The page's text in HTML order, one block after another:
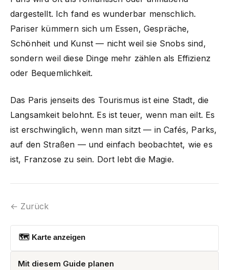
dargestellt. Ich fand es wunderbar menschlich.
Pariser kümmern sich um Essen, Gespräche,
Schönheit und Kunst — nicht weil sie Snobs sind,
sondern weil diese Dinge mehr zählen als Effizienz
oder Bequemlichkeit.
Das Paris jenseits des Tourismus ist eine Stadt, die
Langsamkeit belohnt. Es ist teuer, wenn man eilt. Es
ist erschwinglich, wenn man sitzt — in Cafés, Parks,
auf den Straßen — und einfach beobachtet, wie es
ist, Franzose zu sein. Dort lebt die Magie.
← Zurück
🗺 Karte anzeigen
Mit diesem Guide planen